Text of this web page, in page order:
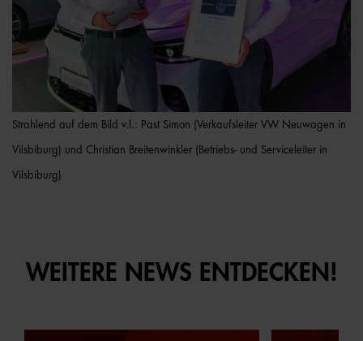
Strahlend auf dem Bild v.l.: Past Simon (Verkaufsleiter VW Neuwagen in
Vilsbiburg) und Christian Breitenwinkler (Betriebs- und Serviceleiter in
Vilsbiburg)
WEITERE NEWS ENTDECKEN!